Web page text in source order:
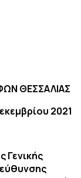
ΘΕΣΣΑΛΙΑΣ
2021
Γενικής